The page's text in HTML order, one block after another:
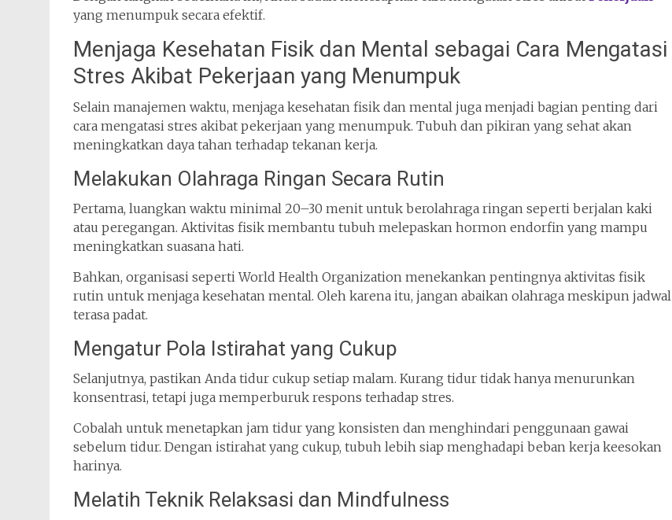
yang menumpuk secara efektif.
Menjaga Kesehatan Fisik dan Mental sebagai Cara Mengatasi
Stres Akibat Pekerjaan yang Menumpuk
Selain manajemen waktu, menjaga kesehatan fisik dan mental juga menjadi bagian penting dari
cara mengatasi stres akibat pekerjaan yang menumpuk. Tubuh dan pikiran yang sehat akan
meningkatkan daya tahan terhadap tekanan kerja.
Melakukan Olahraga Ringan Secara Rutin
Pertama, luangkan waktu minimal 20–30 menit untuk berolahraga ringan seperti berjalan kaki
atau peregangan. Aktivitas fisik membantu tubuh melepaskan hormon endorfin yang mampu
meningkatkan suasana hati.
Bahkan, organisasi sepertiWorld Health Organization menekankan pentingnya aktivitas fisik
rutin untuk menjaga kesehatan mental. Oleh karena itu, jangan abaikan olahraga meskipun jadwal
terasa padat.
Mengatur Pola Istirahat yang Cukup
Selanjutnya, pastikan Anda tidur cukup setiap malam. Kurang tidur tidak hanya menurunkan
konsentrasi, tetapi juga memperburuk respons terhadap stres.
Cobalah untuk menetapkan jam tidur yang konsisten dan menghindari penggunaan gawai
sebelum tidur. Dengan istirahat yang cukup, tubuh lebih siap menghadapi beban kerja keesokan
harinya.
Melatih Teknik Relaksasi dan Mindfulness